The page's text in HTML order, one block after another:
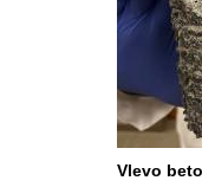
Vlevo